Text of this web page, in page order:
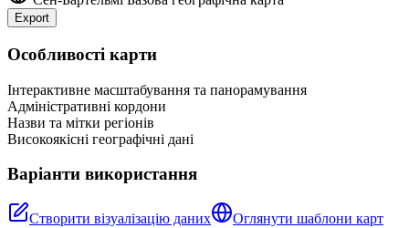
Export
+
Особливості карти
Інтерактивне масштабування та панорамування
Адміністративні кордони
Назви та мітки регіонів
Високоякісні географічні дані
Варіанти використання
Створити візуалізацію даних
Оглянути шаблони карт